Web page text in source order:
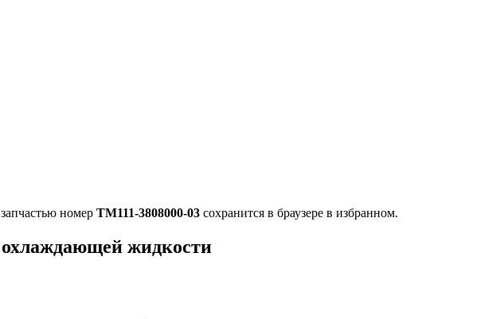
номер ТМ111-3808000-03 сохранится в браузере в избранном.
охлаждающей жидкости